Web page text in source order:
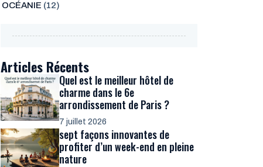
OCÉANIE (12)
Articles Récents
Quel est le meilleur hôtel de
charme dans le 6e
arrondissement de Paris ?
7 juillet 2026
sept façons innovantes de
profiter d’un week-end en pleine
nature